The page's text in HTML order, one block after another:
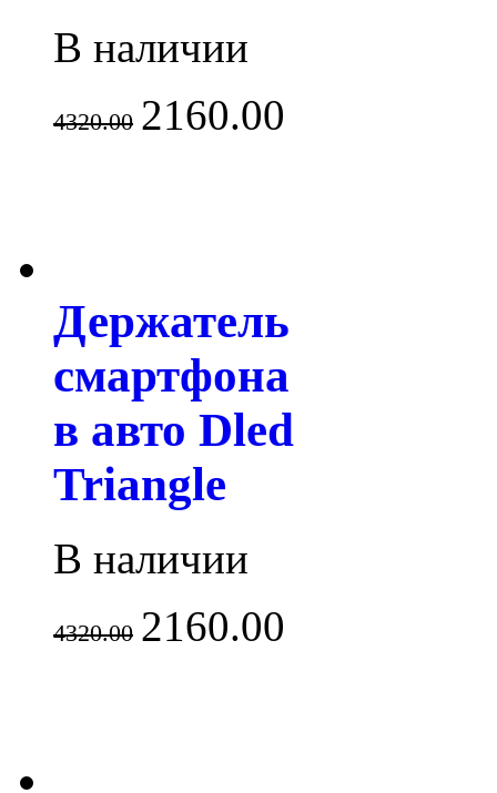
В наличии
4320.00 2160.00
Держатель
смартфона
в авто Dled
Triangle
В наличии
4320.00 2160.00